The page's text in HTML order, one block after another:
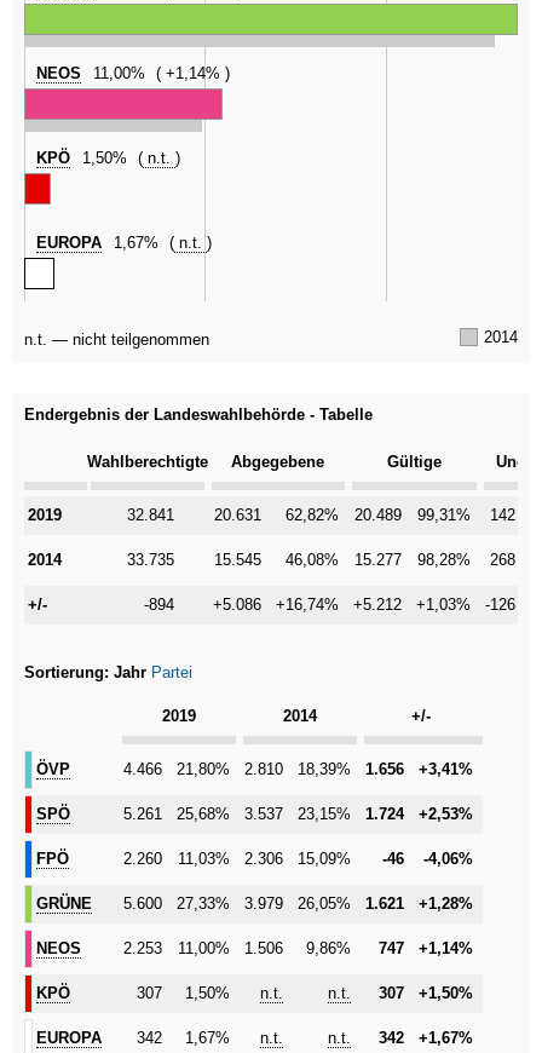
NEOS 11,00% +1,14%
KPÖ 1,50% n.t.
EUROPA 1,67% n.t.
n.t. — nicht teilgenommen 2014
Endergebnis der Landeswahlbehörde - Tabelle
Kategorie
Wahlberechtigte Abgegebene Gültige
32.841 20.631 62,82% 20.489 99,31% 142
33.735 15.545 46,08% 15.277 98,28% 268
-894 +5.086 +16,74% +5.212 +1,03% -126
2019
2014
+/-
Sortierung: Jahr Partei
Kategorie
2019 2014 +/-
ÖVP
4.466 21,80% 2.810 18,39% 1.656 +3,41%
SPÖ
5.261 25,68% 3.537 23,15% 1.724 +2,53%
FPÖ
2.260 11,03% 2.306 15,09% -46 -4,06%
GRÜNE
5.600 27,33% 3.979 26,05% 1.621 +1,28%
NEOS
2.253 11,00% 1.506 9,86% 747 +1,14%
KPÖ
307 1,50% n.t. n.t. 307 +1,50%
EUROPA
342 1,67% n.t. n.t. 342 +1,67%
ÖVP
SPÖ
FPÖ
GRÜNE
NEOS
KPÖ
EUROPA